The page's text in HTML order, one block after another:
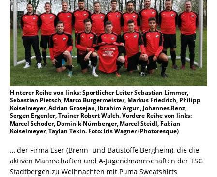
Hinterer Reihe von links: Sportlicher Leiter Sebastian Limmer,
Sebastian Pietsch, Marco Burgermeister, Markus Friedrich, Philipp
Koiselmeyer, Adrian Grosejan, Ibrahim Argun, Johannes Renz,
Sergen Ergenler, Trainer Robert Walch. Vordere Reihe von links:
Marcel Schoder, Dominik Nürnberger, Marcel Steidl, Fabian
Koiselmeyer, Taylan Tekin. Foto: Iris Wagner (Photoresque)
… der Firma Eser (Brenn- und Baustoffe,Bergheim), die die
aktiven Mannschaften und A-Jugendmannschaften der TSG
Stadtbergen zu Weihnachten mit Puma Sweatshirts